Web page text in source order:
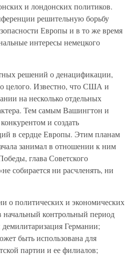
и лондонских политиков.
решительную борьбу
Европы и в то же время
интересы немецкого
решений о денацификации,
целого. Известно, что США и
на несколько отдельных
Тем самым Вашингтон и
и создать
в сердце Европы. Этим планам
занимал в отношении к ним
глава Советского
собирается ни расчленять, ни
о политических и экономических
контрольный период
Германии;
быть использована для
партии и ее филиалов;